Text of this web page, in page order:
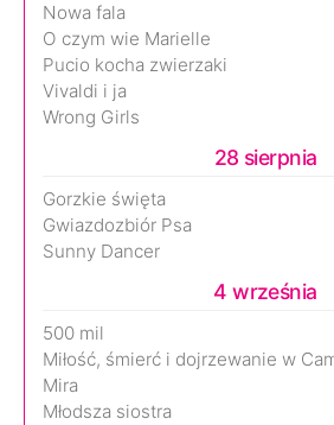
Nowa fala
O czym wie Marielle
Pucio kocha zwierzaki
Vivaldi i ja
Wrong Girls
28 sierpnia
Gorzkie święta
Gwiazdozbiór Psa
Sunny Dancer
4 września
500 mil
Miłość, śmierć i dojrzewanie w
Mira
Młodsza siostra